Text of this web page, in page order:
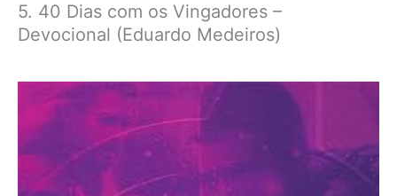
5. 40 Dias com os Vingadores –
Devocional (Eduardo Medeiros)